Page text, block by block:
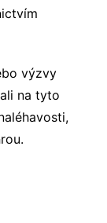
výzvy
na tyto